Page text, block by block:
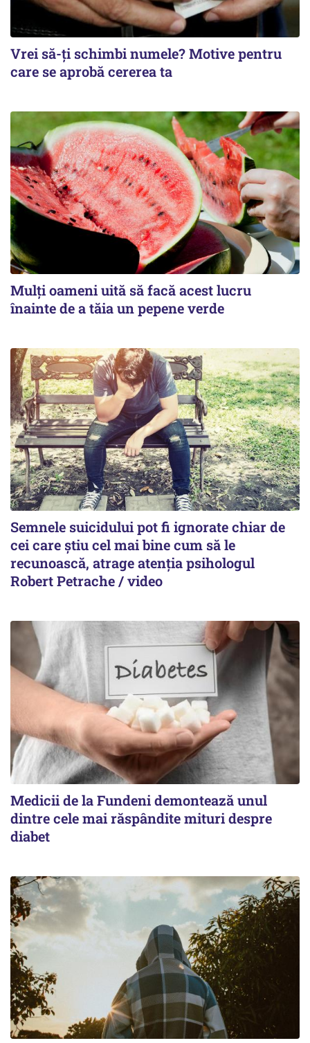
Vrei să-ți schimbi numele? Motive pentru
care se aprobă cererea ta
Mulți oameni uită să facă acest lucru
înainte de a tăia un pepene verde
Semnele suicidului pot fi ignorate chiar de
cei care știu cel mai bine cum să le
recunoască, atrage atenția psihologul
Robert Petrache / video
Medicii de la Fundeni demontează unul
dintre cele mai răspândite mituri despre
diabet